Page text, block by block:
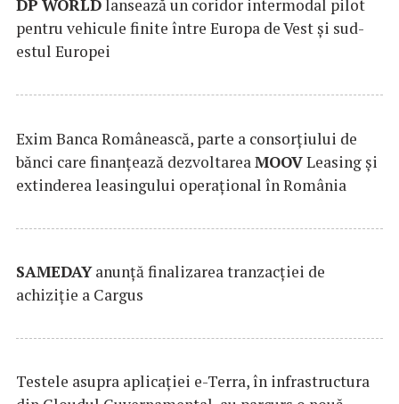
DP WORLDlansează un coridor intermodal pilot
pentru vehicule finite între Europa de Vest și sud-
estul Europei
Exim Banca Românească, parte a consorțiului de
bănci care finanțează dezvoltareaMOOVLeasing și
extinderea leasingului operațional în România
SAMEDAYanunță finalizarea tranzacției de
achiziție a Cargus
Testele asupra aplicaţiei e-Terra, în infrastructura